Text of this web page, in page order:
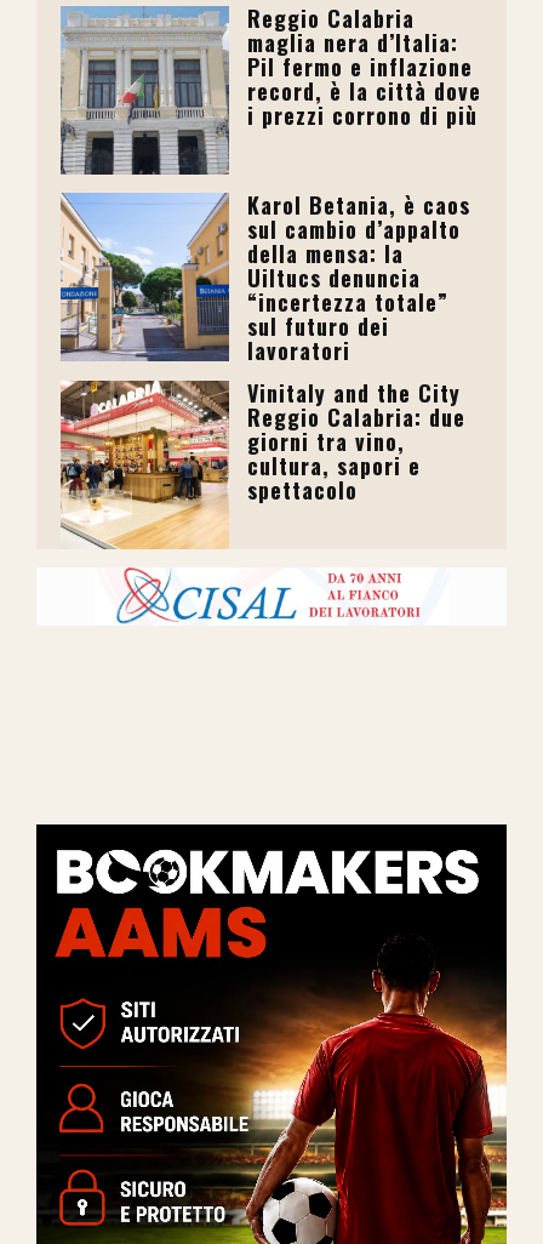
Reggio Calabria
maglia nera d’Italia:
Pil fermo e inflazione
record, è la città dove
i prezzi corrono di più
Karol Betania, è caos
sul cambio d’appalto
della mensa: la
Uiltucs denuncia
“incertezza totale”
sul futuro dei
lavoratori
Vinitaly and the City
Reggio Calabria: due
giorni tra vino,
cultura, sapori e
spettacolo